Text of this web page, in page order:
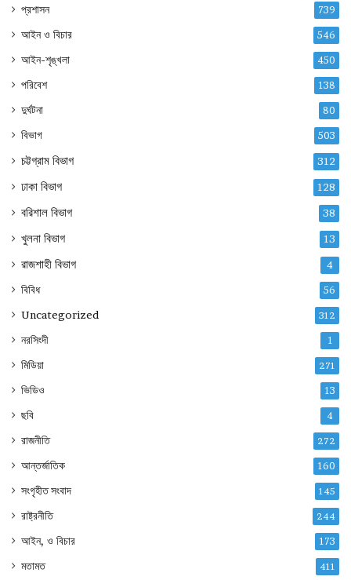
প্রশাসন 739
আইন ও বিচার 546
আইন-শৃঙ্খলা 450
পরিবেশ 138
দুর্ঘটনা 80
বিভাগ 503
চট্টগ্রাম বিভাগ 312
ঢাকা বিভাগ 128
বরিশাল বিভাগ 38
খুলনা বিভাগ 13
রাজশাহী বিভাগ 4
বিবিধ 56
Uncategorized 312
নরসিংদী 1
মিডিয়া 271
ভিডিও 13
ছবি 4
রাজনীতি 272
আন্তর্জাতিক 160
সংগৃহীত সংবাদ 145
রাষ্ট্রনীতি 244
আইন, ও বিচার 173
মতামত 411